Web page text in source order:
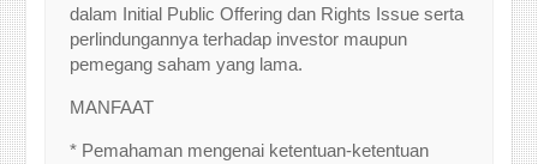
dalam Initial Public Offering dan Rights Issue serta
perlindungannya terhadap investor maupun
pemegang saham yang lama.
MANFAAT
* Pemahaman mengenai ketentuan-ketentuan